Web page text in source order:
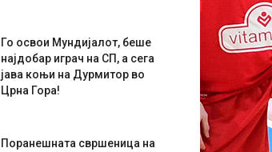
Го освои Мундијалот, беше
најдобар играч на СП, а сега
јава коњи на Дурмитор во
Црна Гора!
Поранешната свршеница на